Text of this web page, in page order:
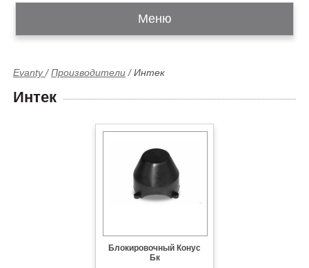
Меню
Evanty/Производители /Интек
Интек
Блокировочный Конус
Бк